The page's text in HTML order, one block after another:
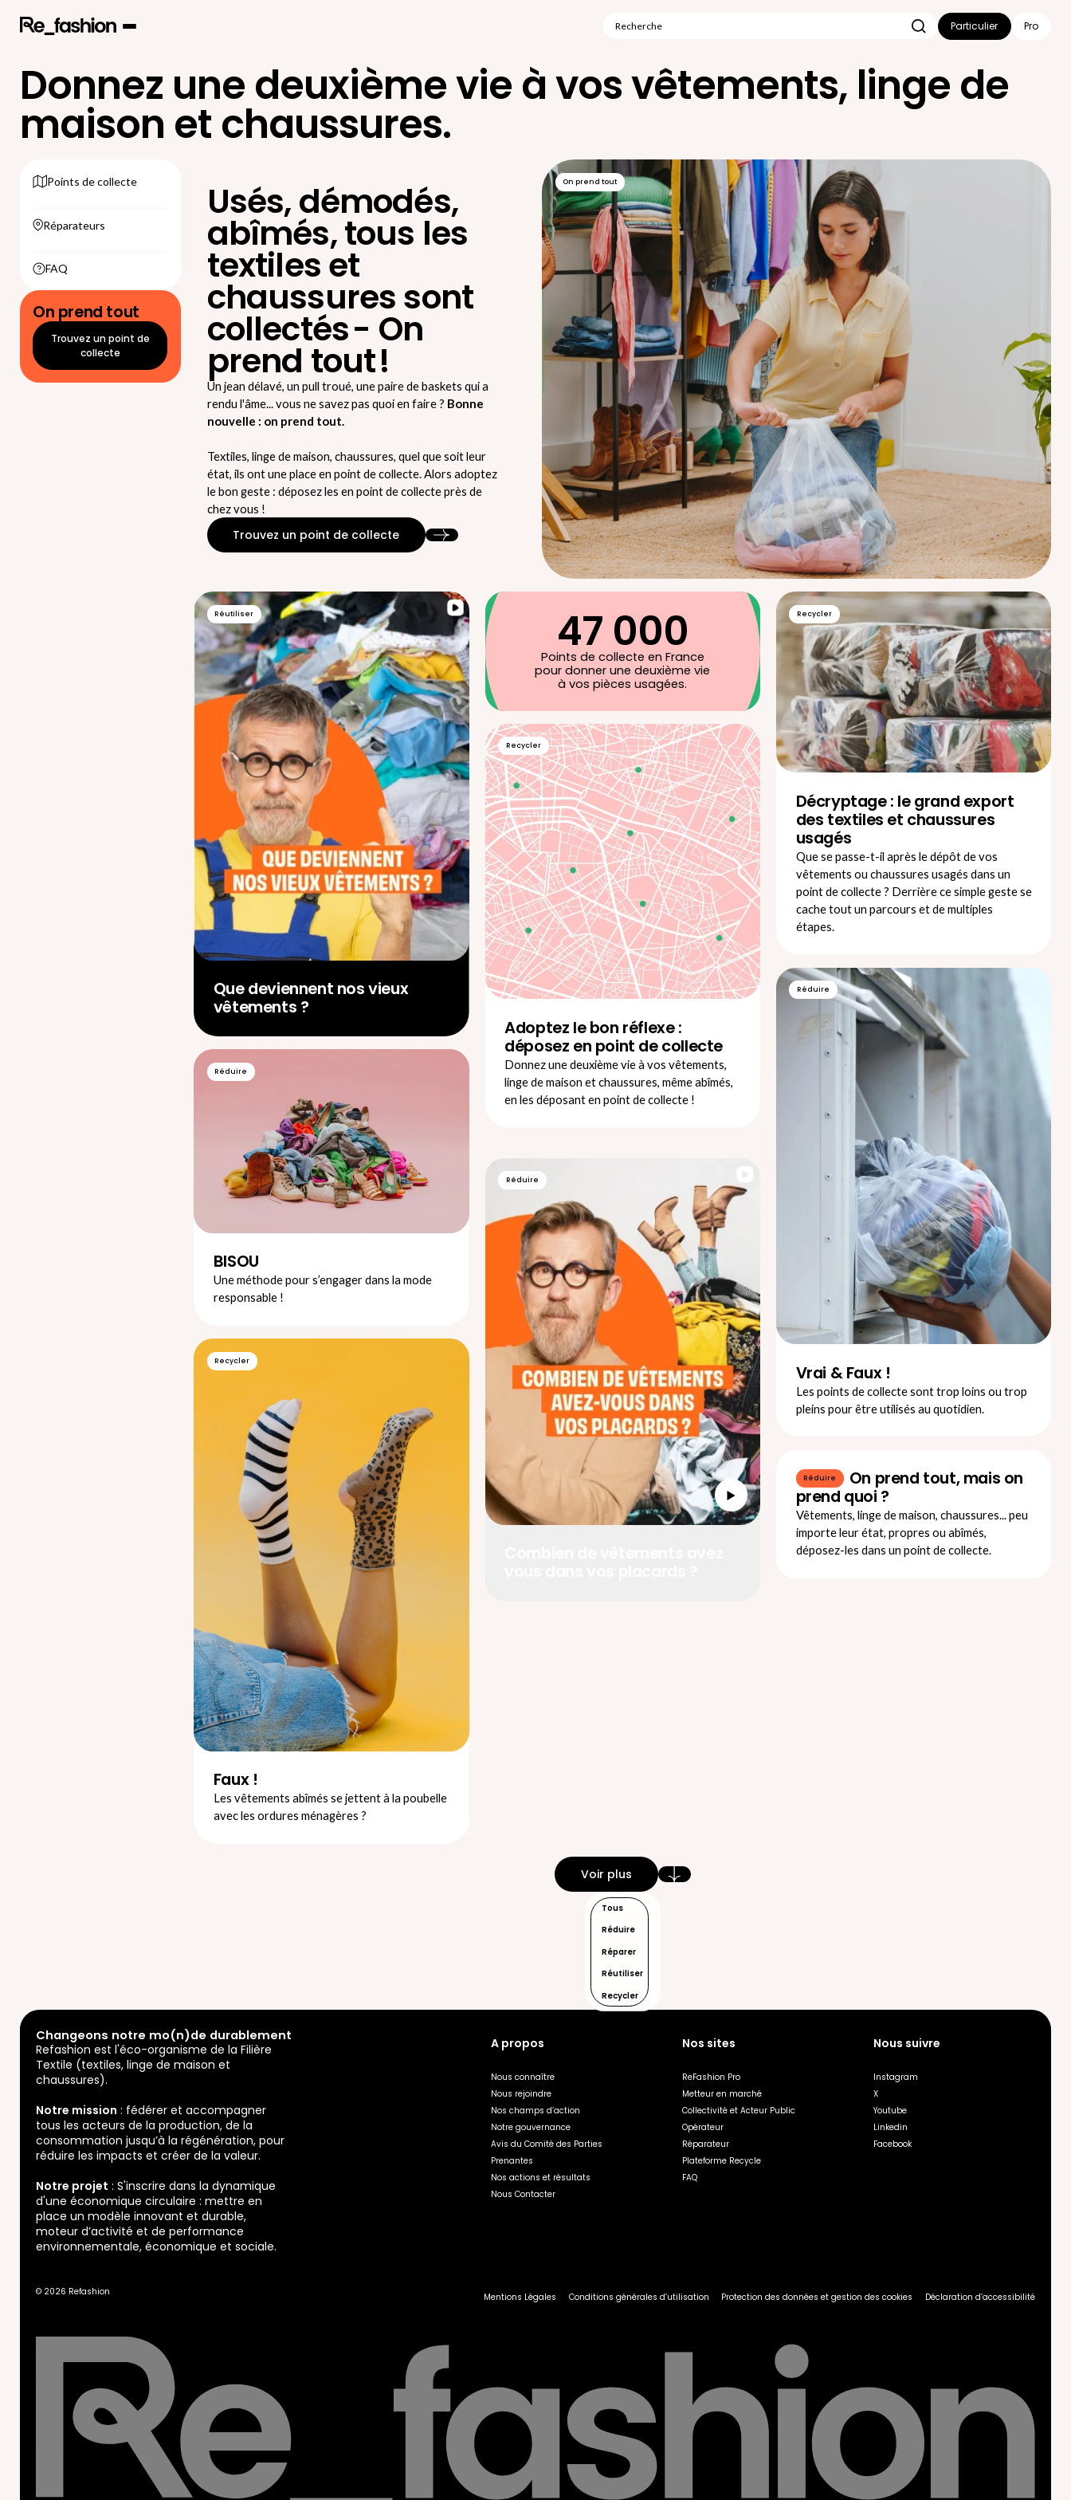
Recherche Particulier Pro
Donnez une deuxième vie à vos vêtements, linge de
maison et chaussures.
Points de collecte
Réparateurs
FAQ
On prend tout
Trouvez un point de
collecte
On prend tout
Usés, démodés,
abîmés, tous les
textiles et
chaussures sont
collectés - On
prend tout !
Un jean délavé, un pull troué, une paire de baskets qui a
rendu l'âme... vous ne savez pas quoi en faire ? Bonne
nouvelle : on prend tout.
Textiles, linge de maison, chaussures, quel que soit leur
état, ils ont une place en point de collecte. Alors adoptez
le bon geste : déposez les en point de collecte près de
chez vous !
Trouvez un point de collecte
Réutiliser
Que deviennent nos vieux
vêtements ?
47 000
Points de collecte en France
pour donner une deuxième vie
à vos pièces usagées.
Recycler
Décryptage : le grand export
des textiles et chaussures
usagés
Que se passe-t-il après le dépôt de vos
vêtements ou chaussures usagés dans un
point de collecte ? Derrière ce simple geste se
cache tout un parcours et de multiples
étapes.
Recycler
Adoptez le bon réflexe :
déposez en point de collecte
Donnez une deuxième vie à vos vêtements,
linge de maison et chaussures, même abîmés,
en les déposant en point de collecte !
Réduire
Vrai & Faux !
Les points de collecte sont trop loins ou trop
pleins pour être utilisés au quotidien.
Réduire
BISOU
Une méthode pour s’engager dans la mode
responsable !
Réduire
Recycler
Faux !
Les vêtements abîmés se jettent à la poubelle
avec les ordures ménagères ?
Réduire
On prend tout, mais on
prend quoi ?
Vêtements, linge de maison, chaussures... peu
importe leur état, propres ou abîmés,
déposez-les dans un point de collecte.
Voir plusDavantage d'articles sont disponibles. Utilisez la touche tab pour naviguer
Filtrer par :
Tous
Réduire
Réparer
Réutiliser
Recycler
Changeons notre mo(n)de durablement
Refashion est l'éco-organisme de la Filière
Textile (textiles, linge de maison et
chaussures).
Notre mission : fédérer et accompagner
tous les acteurs de la production, de la
consommation jusqu’à la régénération, pour
réduire les impacts et créer de la valeur.
Notre projet : S'inscrire dans la dynamique
d'une économique circulaire : mettre en
place un modèle innovant et durable,
moteur d’activité et de performance
environnementale, économique et sociale.
A propos
Nous connaître
Nous rejoindre
Nos champs d’action
Notre gouvernance
Avis du Comité des Parties
Prenantes
Nos actions et résultats
Nous Contacter
Nos sites
ReFashion Pro
Metteur en marché
Collectivité et Acteur Public
Opérateur
Réparateur
Plateforme Recycle
FAQ
Nous suivre
Instagram
X
Youtube
Linkedin
Facebook
© 2026 Refashion Mentions Légales Conditions générales d’utilisation Protection des données et gestion des cookies Déclaration d’accessibilité